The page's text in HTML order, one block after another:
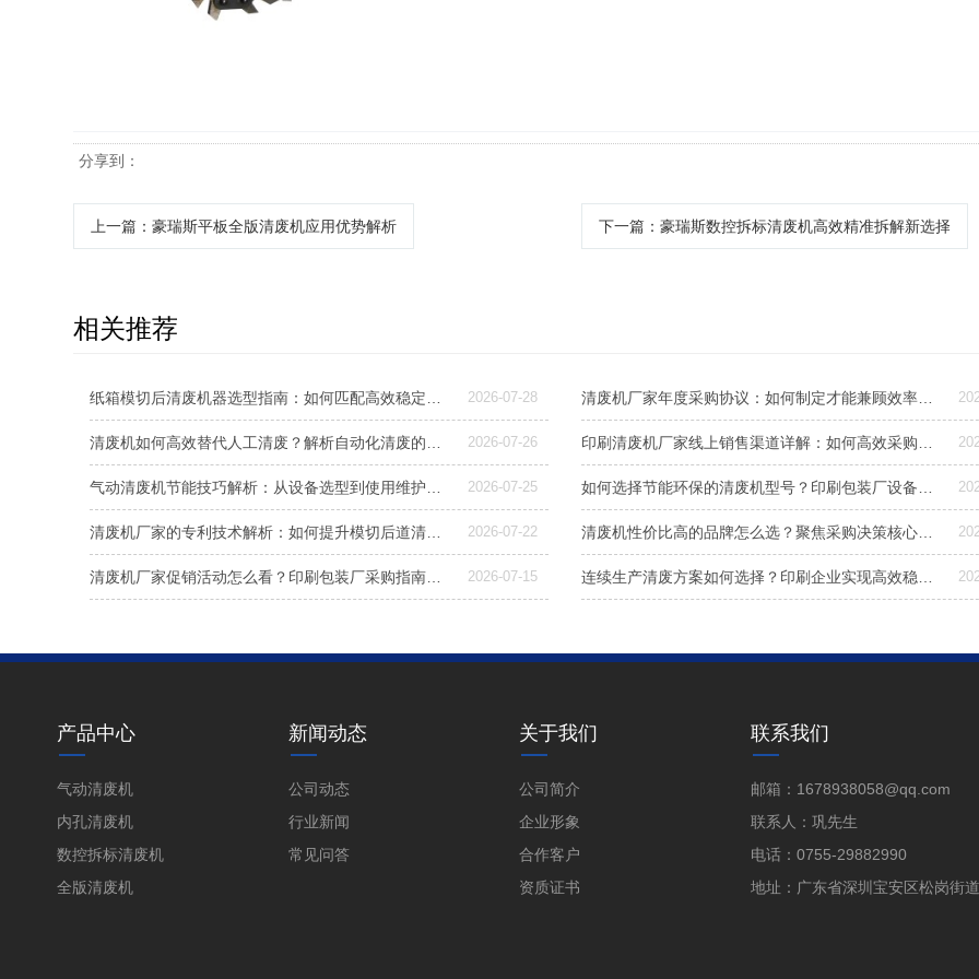
分享到：
上一篇 ：豪瑞斯平板全版清废机应用优势解析 下一篇：豪瑞斯数控拆标清废机高效精准拆解新选择
相关推荐
2026-07-28 清废机厂家年度采购协议：如何制定才能兼顾效率与成本控制？
2026-07-26
2026-07-25
2026-07-22 清废机性价比高的品牌怎么选？聚焦采购决策核心三要素
2026-07-15
产品中心
气动清废机
内孔清废机
数控拆标清废机
全版清废机
新闻动态
公司动态
行业新闻
常见问答
关于我们
公司简介
企业形象
合作客户
资质证书
联系我们
邮箱：1678938058@qq.com
联系人：巩先生
电话：0755-29882990
地址：广东省深圳宝安区松岗街